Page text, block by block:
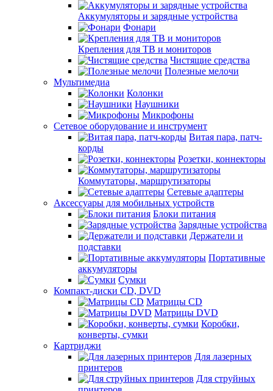
Аккумуляторы и зарядные устройства
Фонари
Крепления для ТВ и мониторов
Чистящие средства
Полезные мелочи
Мультимедиа
Колонки
Наушники
Микрофоны
Сетевое оборудование и инструмент
Витая пара, патч-
корды
Розетки, коннекторы
Коммутаторы, маршрутизаторы
Сетевые адаптеры
Аксессуары для мобильных устройств
Блоки питания
Зарядные устройства
Держатели и
подставки
Портативные
аккумуляторы
Сумки
Компакт-диски CD, DVD
Матрицы CD
Матрицы DVD
Коробки,
конверты, сумки
Картриджи
Для лазерных
принтеров
Для струйных